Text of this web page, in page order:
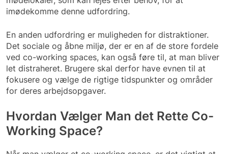
imødekomme denne udfordring.
En anden udfordring er muligheden for distraktioner.
Det sociale og åbne miljø, der er en af de store fordele
ved co-working spaces, kan også føre til, at man bliver
let distraheret. Brugere skal derfor have evnen til at
fokusere og vælge de rigtige tidspunkter og områder
for deres arbejdsopgaver.
Hvordan Vælger Man det Rette Co-
Working Space?